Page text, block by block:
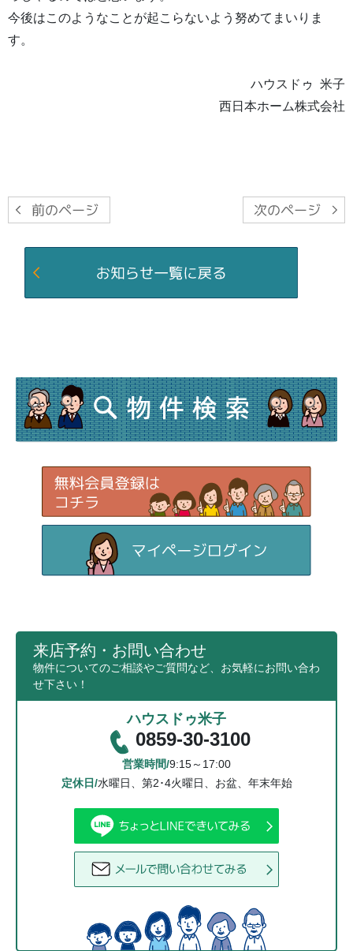
今後はこのようなことが起こらないよう努めてまいりま
す。
ハウスドゥ 米子
西日本ホーム株式会社
来店予約・お問い合わせ
物件についてのご相談やご質問など、お気軽にお問い合わ
せ下さい！
ハウスドゥ米子
0859-30-3100
営業時間/9:15～17:00
定休日/水曜日、第2･4火曜日、お盆、年末年始